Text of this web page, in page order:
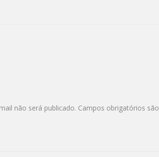
não será publicado. Campos obrigatórios